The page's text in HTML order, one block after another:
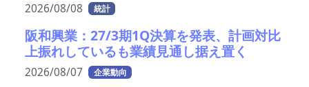
2026/08/08 統計
阪和興業：27/3期1Q決算を発表、計画対比
上振れしているも業績見通し据え置く
2026/08/07 企業動向